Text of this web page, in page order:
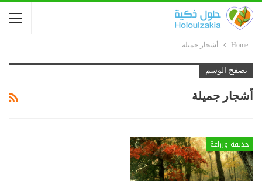
Home أشجار جميلة
تصفح الوسم
أشجار جميلة
حديقة وزراعة